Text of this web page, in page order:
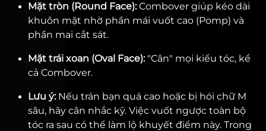
Mặt tròn (Round Face):Combover giúp kéo dài
khuôn mặt nhờ phần mái vuốt cao (Pomp) và
phần mai cắt sát.
Mặt trái xoan (Oval Face):"Cân" mọi kiểu tóc, kể
cả Combover.
Lưu ý:Nếu trán bạn quá cao hoặc bị hói chữ M
sâu, hãy cân nhắc kỹ. Việc vuốt ngược toàn bộ
tóc ra sau có thể làm lộ khuyết điểm này. Trong